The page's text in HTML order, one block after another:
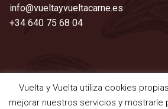
info@vueltayvueltacarne.es
+34 640 75 68 04
©2021 Vuelta y
Aviso legal|Cookies|Privacidad|
Vuelta y Vuelta utiliza cookies
mejorar nuestros servicios y mostrarle